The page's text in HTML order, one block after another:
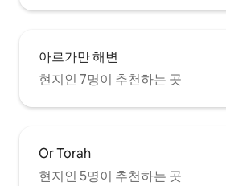
아르가만 해변
현지인 7명이 추천하는 곳
Or Torah
현지인 5명이 추천하는 곳